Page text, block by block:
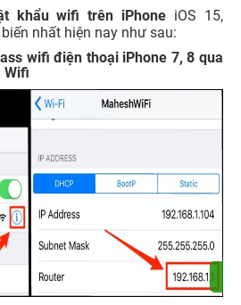
khẩu wifi trên iPhone iOS 15,
nhất hiện nay như sau:
wifi điện thoại iPhone 7, 8 qua
Wifi